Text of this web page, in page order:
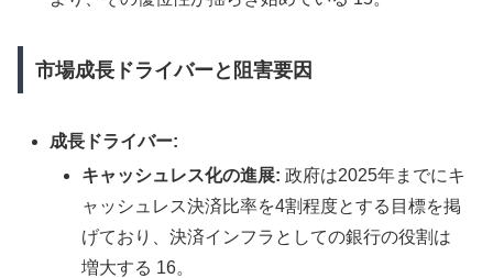
市場成長ドライバーと阻害要因
成長ドライバー:
キャッシュレス化の進展: 政府は2025年までにキ
ャッシュレス決済比率を4割程度とする目標を掲
げており、決済インフラとしての銀行の役割は
増大する 16。